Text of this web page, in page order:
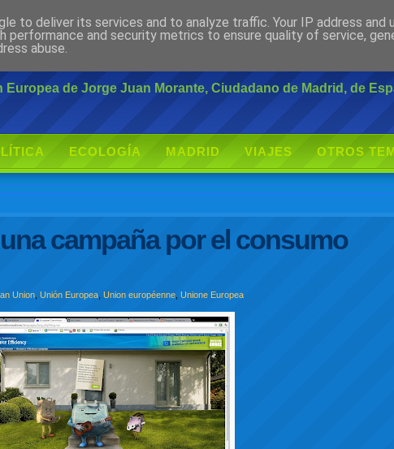
de Jorge Juan Morante, Ciudadano de Madrid, de
ECOLOGÍA MADRID VIAJES OTROS
campaña por el consumo
Union ,Unión Europea ,Union européenne ,Unione Europea
to deliver its services and to analyze traffic. Your IP address and
performance and security metrics to ensure quality of service,
abuse.